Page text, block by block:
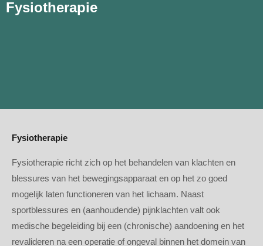
Fysiotherapie
Fysiotherapie
Fysiotherapie richt zich op het behandelen van klachten en
blessures van het bewegingsapparaat en op het zo goed
mogelijk laten functioneren van het lichaam. Naast
sportblessures en (aanhoudende) pijnklachten valt ook
medische begeleiding bij een (chronische) aandoening en het
revalideren na een operatie of ongeval binnen het domein van